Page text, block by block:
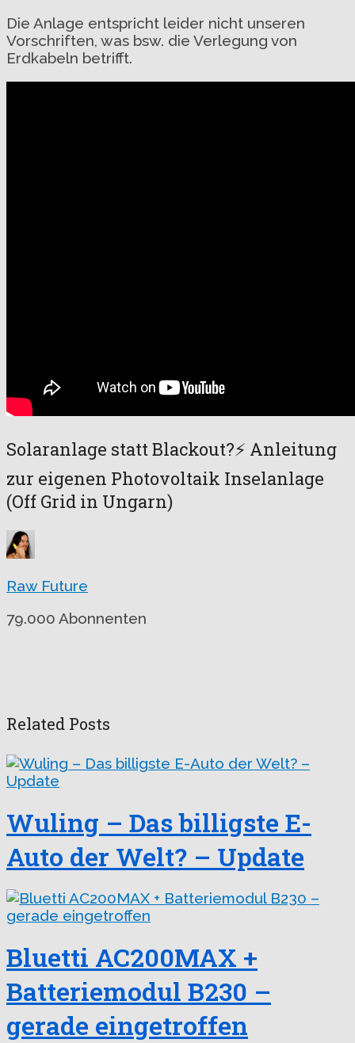
Die Anlage entspricht leider nicht unseren
Vorschriften, was bsw. die Verlegung von
Erdkabeln betrifft.
Solaranlage statt Blackout?⚡️ Anleitung
zur eigenen Photovoltaik Inselanlage
(Off Grid in Ungarn)
Raw Future
79.000 Abonnenten
Related Posts
Wuling – Das billigste E-
Auto der Welt? – Update
Bluetti AC200MAX +
Batteriemodul B230 –
gerade eingetroffen